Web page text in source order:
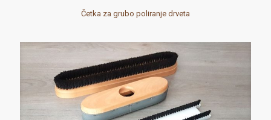
Četka za grubo poliranje drveta